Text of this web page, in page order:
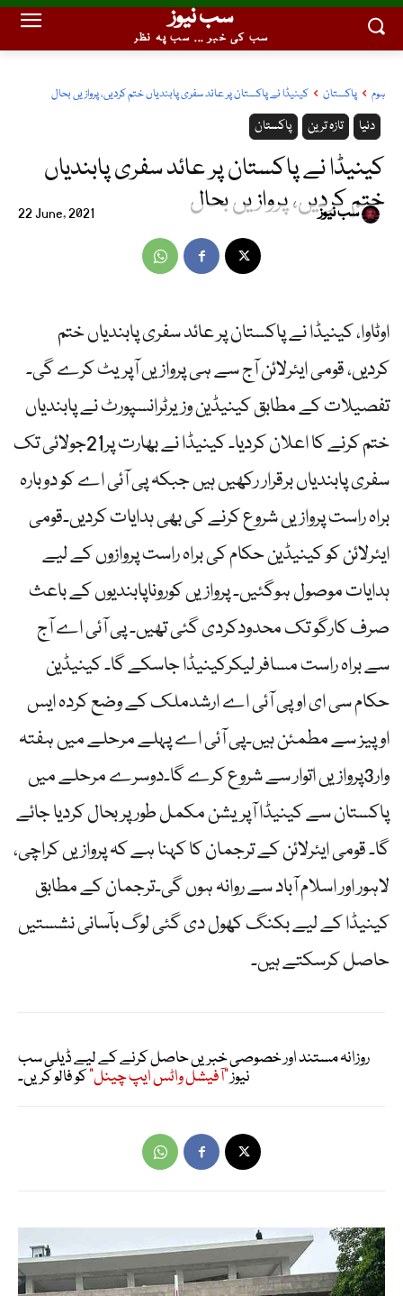
سب نیوز
سب کی خبر ... سب پہ نظر
ہوم پاکستان کینیڈا نے پاکستان پر عائد سفری پابندیاں ختم کردیں، پروازیں بحال
پاکستان تازہ ترین دنیا
کینیڈا نے پاکستان پر عائد سفری پابندیاں
ختم کردیں، پروازیں بحال
22 June, 2021 سب نیوز
اوٹاوا، کینیڈا نے پاکستان پر عائد سفری پابندیاں ختم
کردیں، قومی ایئرلائن آج سے ہی پروازیں آپریٹ کرے گی۔
تفصیلات کے مطابق کینیڈین وزیرٹرانسپورٹ نے پابندیاں
ختم کرنے کا اعلان کردیا۔ کینیڈا نے بھارت پر21جولائی تک
سفری پابندیاں برقرار رکھیں ہیں جبکہ پی آئی اے کو دوبارہ
براہ راست پروازیں شروع کرنے کی بھی ہدایات کردیں۔قومی
ایئرلائن کو کینیڈین حکام کی براہ راست پروازوں کے لیے
ہدایات موصول ہوگئیں۔ پروازیں کوروناپابندیوں کے باعث
صرف کارگو تک محدودکردی گئی تھیں۔ پی آئی اے آج
سے براہ راست مسافر لیکرکینیڈا جاسکے گا۔ کینیڈین
حکام سی ای اوپی آئی اے ارشدملک کے وضع کردہ ایس
اوپیز سے مطمئن ہیں۔پی آئی اے پہلے مرحلے میں ہفتہ
وار3پروازیں اتوار سے شروع کرے گا۔دوسرے مرحلے میں
پاکستان سے کینیڈا آپریشن مکمل طور پر بحال کردیا جائے
گا۔ قومی ایئرلائن کے ترجمان کا کہنا ہے کہ پروازیں کراچی،
لاہور اور اسلام آباد سے روانہ ہوں گی۔ترجمان کے مطابق
کینیڈا کے لیے بکنگ کھول دی گئی لوگ بآسانی نشستیں
حاصل کرسکتے ہیں۔
روزانہ مستند اور خصوصی خبریں حاصل کرنے کے لیے ڈیلی سب
نیوز"آفیشل واٹس ایپ چینل"کو فالو کریں۔